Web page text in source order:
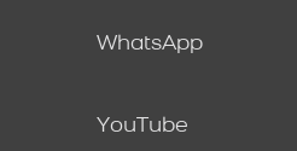
WhatsApp
YouTube